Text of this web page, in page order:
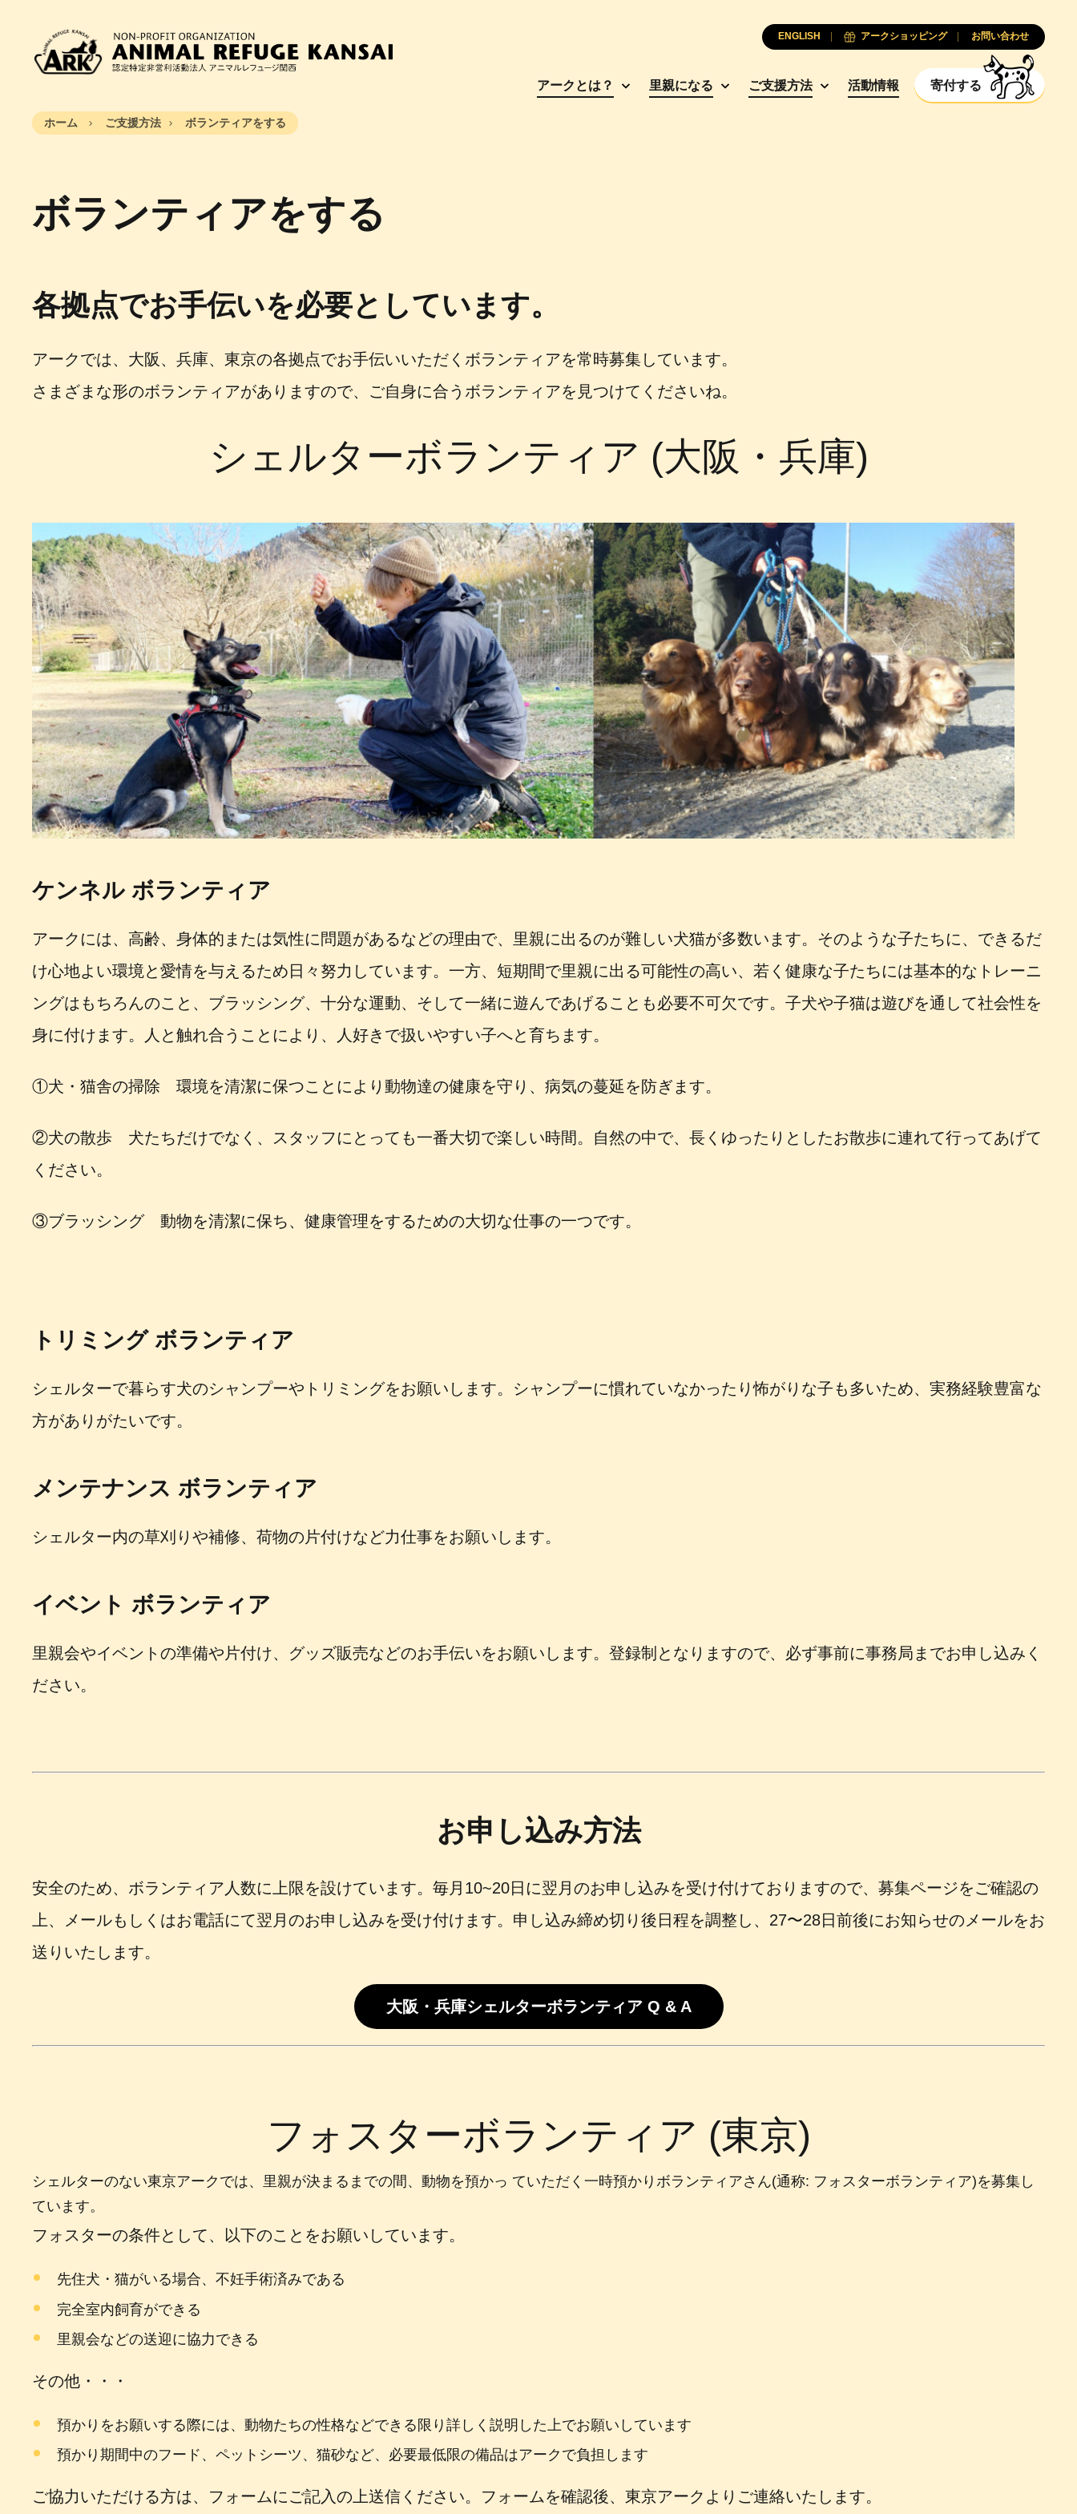
アークとは？ 里親になる ご支援方法 活動情報 寄付する
ENGLISH アークショッピング お問い合わせ
ホーム ご支援方法 ボランティアをする
ボランティアをする
各拠点でお手伝いを必要としています。
アークでは、大阪、兵庫、東京の各拠点でお手伝いいただくボランティアを常時募集しています。
さまざまな形のボランティアがありますので、ご自身に合うボランティアを見つけてくださいね。
シェルターボランティア (大阪・兵庫)
ケンネル ボランティア
アークには、高齢、身体的または気性に問題があるなどの理由で、里親に出るのが難しい犬猫が多数います。そのような子たちに、できるだ
け心地よい環境と愛情を与えるため日々努力しています。一方、短期間で里親に出る可能性の高い、若く健康な子たちには基本的なトレーニ
ングはもちろんのこと、ブラッシング、十分な運動、そして一緒に遊んであげることも必要不可欠です。子犬や子猫は遊びを通して社会性を
身に付けます。人と触れ合うことにより、人好きで扱いやすい子へと育ちます。
①犬・猫舎の掃除 環境を清潔に保つことにより動物達の健康を守り、病気の蔓延を防ぎます。
②犬の散歩 犬たちだけでなく、スタッフにとっても一番大切で楽しい時間。自然の中で、長くゆったりとしたお散歩に連れて行ってあげて
ください。
③ブラッシング 動物を清潔に保ち、健康管理をするための大切な仕事の一つです。
トリミング ボランティア
シェルターで暮らす犬のシャンプーやトリミングをお願いします。シャンプーに慣れていなかったり怖がりな子も多いため、実務経験豊富な
方がありがたいです。
メンテナンス ボランティア
シェルター内の草刈りや補修、荷物の片付けなど力仕事をお願いします。
イベント ボランティア
里親会やイベントの準備や片付け、グッズ販売などのお手伝いをお願いします。登録制となりますので、必ず事前に事務局までお申し込みく
ださい。
お申し込み方法
安全のため、ボランティア人数に上限を設けています。毎月10~20日に翌月のお申し込みを受け付けておりますので、募集ページをご確認の
上、メールもしくはお電話にて翌月のお申し込みを受け付けます。申し込み締め切り後日程を調整し、27〜28日前後にお知らせのメールをお
送りいたします。
大阪・兵庫シェルターボランティア Q & A
フォスターボランティア (東京)
シェルターのない東京アークでは、里親が決まるまでの間、動物を預かっ ていただく一時預かりボランティアさん(通称: フォスターボランティア)を募集し
ています。
フォスターの条件として、以下のことをお願いしています。
先住犬・猫がいる場合、不妊手術済みである
完全室内飼育ができる
里親会などの送迎に協力できる
その他・・・
預かりをお願いする際には、動物たちの性格などできる限り詳しく説明した上でお願いしています
預かり期間中のフード、ペットシーツ、猫砂など、必要最低限の備品はアークで負担します
ご協力いただける方は、フォームにご記入の上送信ください。フォームを確認後、東京アークよりご連絡いたします。